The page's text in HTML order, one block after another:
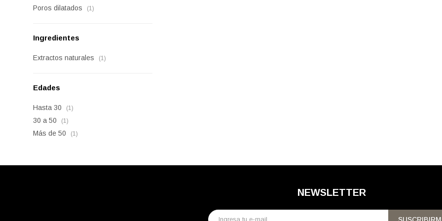
Poros dilatados (1)
Ingredientes
Extractos naturales (1)
Edades
Hasta 30 (1)
30 a 50 (1)
Más de 50 (1)
NEWSLETTER